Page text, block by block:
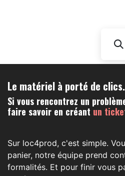
Le matériel à porté de clics.
Si vous rencontrez un
faire savoir en créant un
Sur loc4prod, c'est simple.
panier, notre équipe prend
formalités. Et pour finir vous